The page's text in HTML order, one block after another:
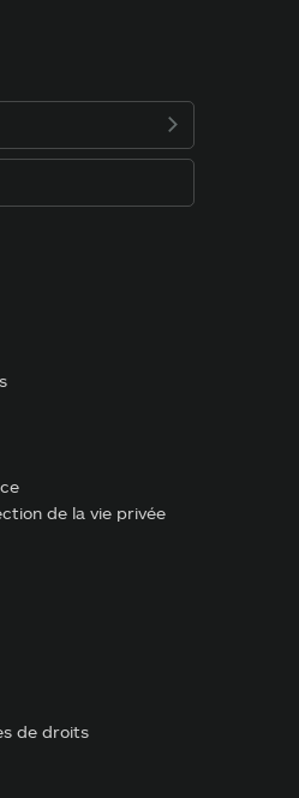
de la vie privée
de droits